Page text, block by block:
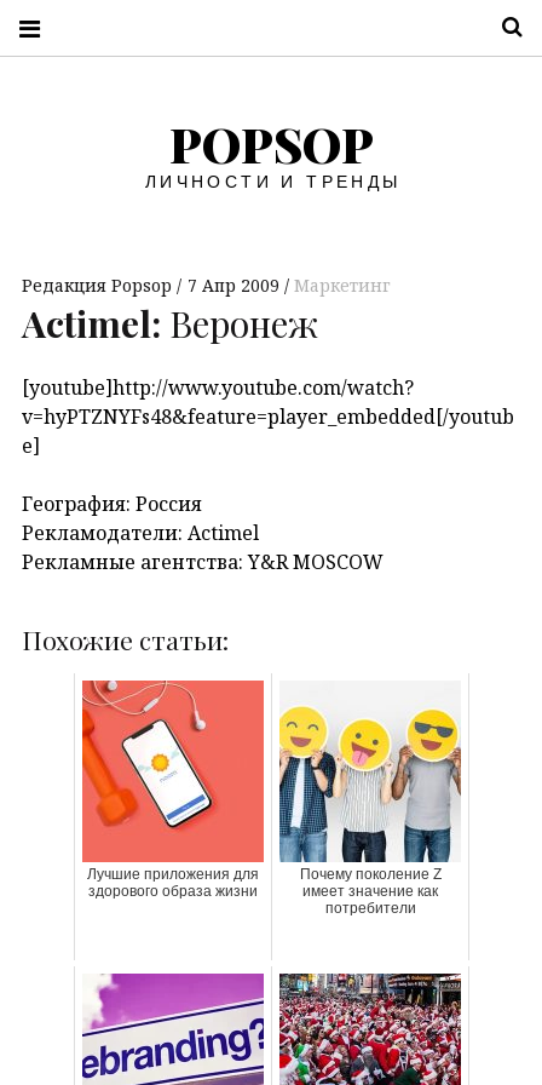
POPSOP
ЛИЧНОСТИ И ТРЕНДЫ
Редакция Popsop 7 Апр 2009 Маркетинг
Actimel: Веронеж
[youtube]http://www.youtube.com/watch?
v=hyPTZNYFs48&feature=player_embedded[/youtub
e]
География: Россия
Рекламодатели: Actimel
Рекламные агентства: Y&R MOSCOW
Похожие статьи:
Лучшие приложения для
здорового образа жизни
Почему поколение Z
имеет значение как
потребители